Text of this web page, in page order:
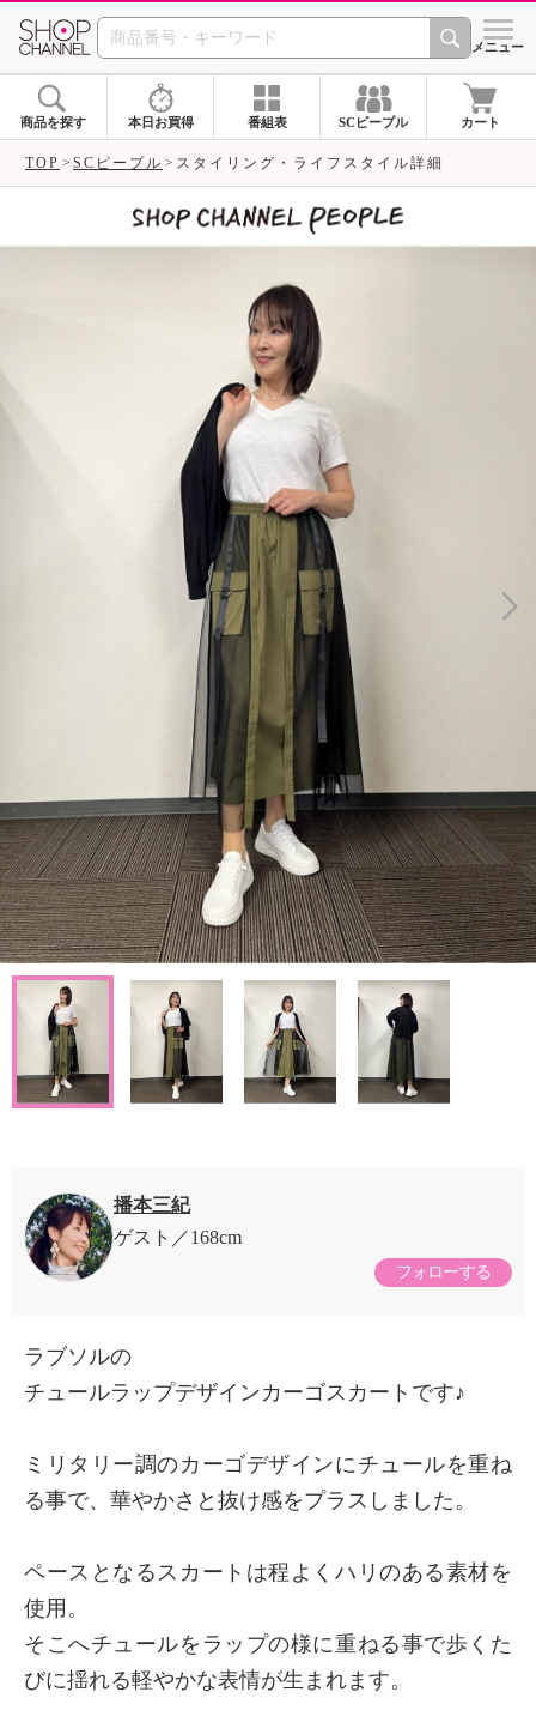
SHOP CHANNEL シメニュー
商品を探す 本日お買得 番組表 SCピープル カート
TOP SCピープル スタイリング・ライフスタイル詳細
播本三紀
ゲスト
168cm
フォローする
ラブソルの
チュールラップデザインカーゴスカートです♪
ミリタリー調のカーゴデザインにチュールを重ね
る事で、華やかさと抜け感をプラスしました。
ペースとなるスカートは程よくハリのある素材を
使用。
そこへチュールをラップの様に重ねる事で歩くた
びに揺れる軽やかな表情が生まれます。